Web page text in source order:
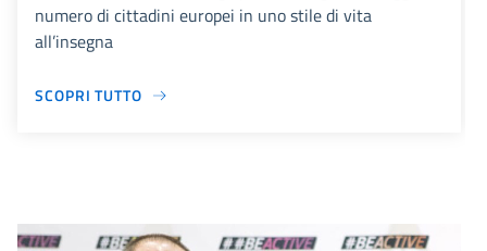
numero di cittadini europei in uno stile di vita
all’insegna
SCOPRI TUTTO